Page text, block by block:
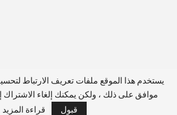
يستخدم هذا الموقع ملفات تعريف الارتباط
موافق على ذلك ، ولكن يمكنك إلغاء
قبول
قراءة المزيد